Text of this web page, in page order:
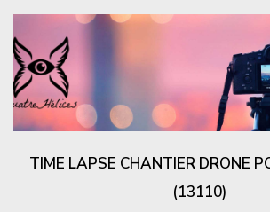
TIME LAPSE CHANTIER DRONE
(13110)